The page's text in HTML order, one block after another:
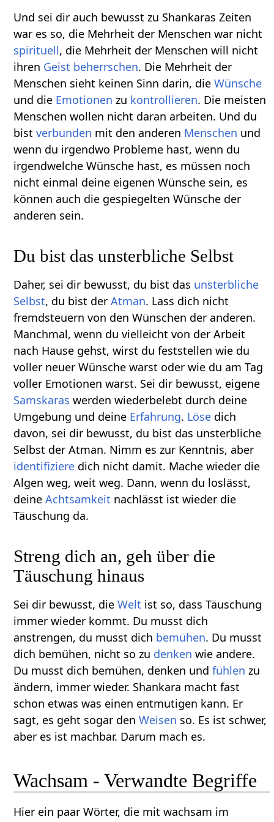
Und sei dir auch bewusst zu Shankaras Zeiten
war es so, die Mehrheit der Menschen war nicht
spirituell, die Mehrheit der Menschen will nicht
ihren Geist beherrschen. Die Mehrheit der
Menschen sieht keinen Sinn darin, dieWünsche
und die Emotionen zu kontrollieren. Die meisten
Menschen wollen nicht daran arbeiten. Und du
bistverbunden mit den anderen Menschen und
wenn du irgendwo Probleme hast, wenn du
irgendwelche Wünsche hast, es müssen noch
nicht einmal deine eigenen Wünsche sein, es
können auch die gespiegelten Wünsche der
anderen sein.
Du bist das unsterbliche Selbst
Daher, sei dir bewusst, du bist das unsterbliche
Selbst, du bist derAtman. Lass dich nicht
fremdsteuern von den Wünschen der anderen.
Manchmal, wenn du vielleicht von der Arbeit
nach Hause gehst, wirst du feststellen wie du
voller neuer Wünsche warst oder wie du am Tag
voller Emotionen warst. Sei dir bewusst, eigene
Samskaras werden wiederbelebt durch deine
Umgebung und deine Erfahrung. Löse dich
davon, sei dir bewusst, du bist das unsterbliche
Selbst der Atman. Nimm es zur Kenntnis, aber
identifiziere dich nicht damit. Mache wieder die
Algen weg, weit weg. Dann, wenn du loslässt,
deineAchtsamkeit nachlässt ist wieder die
Täuschung da.
Streng dich an, geh über die
Täuschung hinaus
Sei dir bewusst, dieWelt ist so, dass Täuschung
immer wieder kommt. Du musst dich
anstrengen, du musst dich bemühen. Du musst
dich bemühen, nicht so zu denken wie andere.
Du musst dich bemühen, denken undfühlen zu
ändern, immer wieder. Shankara macht fast
schon etwas was einen entmutigen kann. Er
sagt, es geht sogar denWeisen so. Es ist schwer,
aber es ist machbar. Darum mach es.
Wachsam - Verwandte Begriffe
Hier ein paar Wörter, die mit wachsam im